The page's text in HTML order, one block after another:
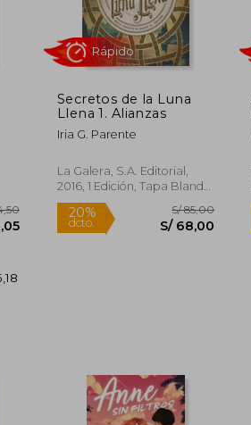
Secretos de la Luna
Llena 1. Alianzas
Iria G. Parente
La Galera, S.A. Editorial,
2016, 1 Edición, Tapa Blanda,
Nuevo